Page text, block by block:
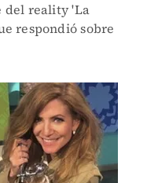
del reality 'La
respondió sobre